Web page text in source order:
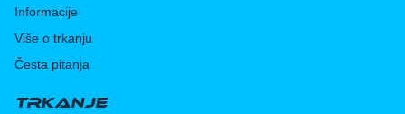
Informacije
Više o trkanju
Česta pitanja
Trkanje